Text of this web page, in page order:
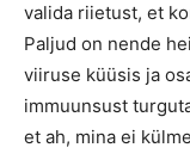
valida riietust, et
Paljud on nende
viiruse küüsis ja
immuunsust
et ah, mina ei